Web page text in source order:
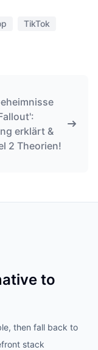
TikTok
erklärt &
2 Theorien!
to
then fall back to
stack